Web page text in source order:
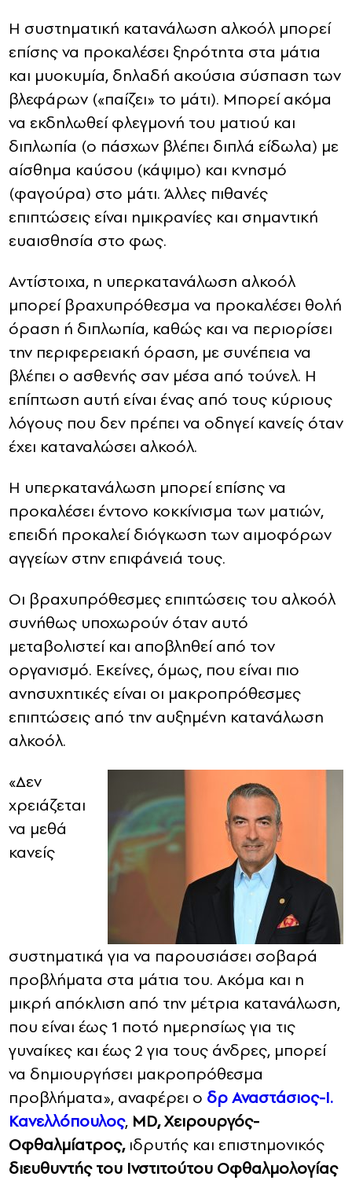
Η συστηματική κατανάλωση αλκοόλ μπορεί
επίσης να προκαλέσει ξηρότητα στα μάτια
και μυοκυμία, δηλαδή ακούσια σύσπαση των
βλεφάρων («παίζει» το μάτι). Μπορεί ακόμα
να εκδηλωθεί φλεγμονή του ματιού και
διπλωπία (ο πάσχων βλέπει διπλά είδωλα) με
αίσθημα καύσου (κάψιμο) και κνησμό
(φαγούρα) στο μάτι. Άλλες πιθανές
επιπτώσεις είναι ημικρανίες και σημαντική
ευαισθησία στο φως.
Αντίστοιχα, η υπερκατανάλωση αλκοόλ
μπορεί βραχυπρόθεσμα να προκαλέσει θολή
όραση ή διπλωπία, καθώς και να περιορίσει
την περιφερειακή όραση, με συνέπεια να
βλέπει ο ασθενής σαν μέσα από τούνελ. Η
επίπτωση αυτή είναι ένας από τους κύριους
λόγους που δεν πρέπει να οδηγεί κανείς όταν
έχει καταναλώσει αλκοόλ.
Η υπερκατανάλωση μπορεί επίσης να
προκαλέσει έντονο κοκκίνισμα των ματιών,
επειδή προκαλεί διόγκωση των αιμοφόρων
αγγείων στην επιφάνειά τους.
Οι βραχυπρόθεσμες επιπτώσεις του αλκοόλ
συνήθως υποχωρούν όταν αυτό
μεταβολιστεί και αποβληθεί από τον
οργανισμό. Εκείνες, όμως, που είναι πιο
ανησυχητικές είναι οι μακροπρόθεσμες
επιπτώσεις από την αυξημένη κατανάλωση
αλκοόλ.
«Δεν
χρειάζεται
να μεθά
κανείς
συστηματικά για να παρουσιάσει σοβαρά
προβλήματα στα μάτια του. Ακόμα και η
μικρή απόκλιση από την μέτρια κατανάλωση,
που είναι έως 1 ποτό ημερησίως για τις
γυναίκες και έως 2 για τους άνδρες, μπορεί
να δημιουργήσει μακροπρόθεσμα
προβλήματα», αναφέρει ο δρ Αναστάσιος-Ι.
Κανελλόπουλος, MD, Χειρουργός-
Οφθαλμίατρος,ιδρυτής και επιστημονικός
διευθυντής του Ινστιτούτου Οφθαλμολογίας